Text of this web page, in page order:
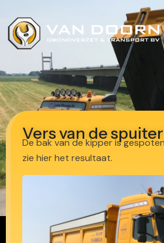
Vers van de
De bak van de kipper is
zie hier het resultaat.